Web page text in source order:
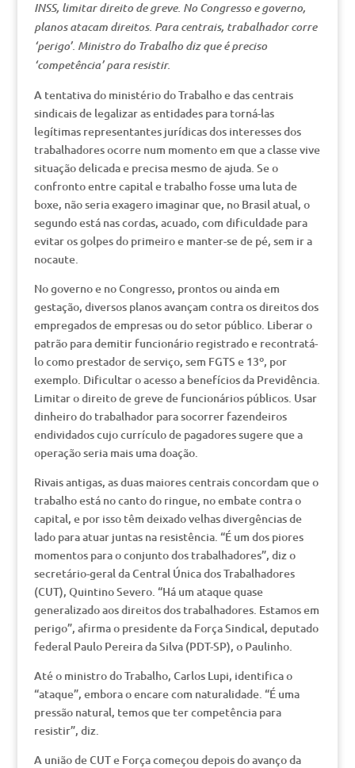
INSS, limitar direito de greve. No Congresso e governo,
planos atacam direitos. Para centrais, trabalhador corre
‘perigo’. Ministro do Trabalho diz que é preciso
‘competência’ para resistir.
A tentativa do ministério do Trabalho e das centrais
sindicais de legalizar as entidades para torná-las
legítimas representantes jurídicas dos interesses dos
trabalhadores ocorre num momento em que a classe vive
situação delicada e precisa mesmo de ajuda. Se o
confronto entre capital e trabalho fosse uma luta de
boxe, não seria exagero imaginar que, no Brasil atual, o
segundo está nas cordas, acuado, com dificuldade para
evitar os golpes do primeiro e manter-se de pé, sem ir a
nocaute.
No governo e no Congresso, prontos ou ainda em
gestação, diversos planos avançam contra os direitos dos
empregados de empresas ou do setor público. Liberar o
patrão para demitir funcionário registrado e recontratá-
lo como prestador de serviço, sem FGTS e 13º, por
exemplo. Dificultar o acesso a benefícios da Previdência.
Limitar o direito de greve de funcionários públicos. Usar
dinheiro do trabalhador para socorrer fazendeiros
endividados cujo currículo de pagadores sugere que a
operação seria mais uma doação.
Rivais antigas, as duas maiores centrais concordam que o
trabalho está no canto do ringue, no embate contra o
capital, e por isso têm deixado velhas divergências de
lado para atuar juntas na resistência. “É um dos piores
momentos para o conjunto dos trabalhadores”, diz o
secretário-geral da Central Única dos Trabalhadores
(CUT), Quintino Severo. “Há um ataque quase
generalizado aos direitos dos trabalhadores. Estamos em
perigo”, afirma o presidente da Força Sindical, deputado
federal Paulo Pereira da Silva (PDT-SP), o Paulinho.
Até o ministro do Trabalho, Carlos Lupi, identifica o
“ataque”, embora o encare com naturalidade. “É uma
pressão natural, temos que ter competência para
resistir”, diz.
A união de CUT e Força começou depois do avanço da